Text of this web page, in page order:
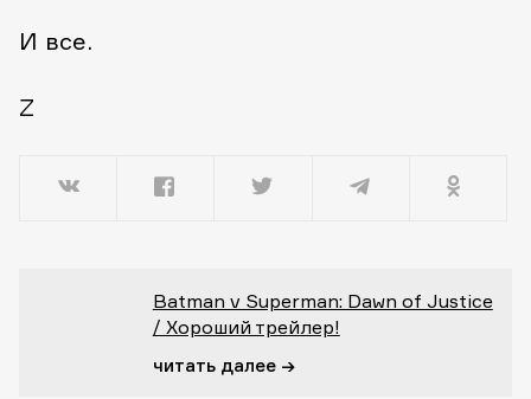
И все.
Z
Batman v Superman: Dawn of Justice
/ Хороший трейлер!
читать далее →